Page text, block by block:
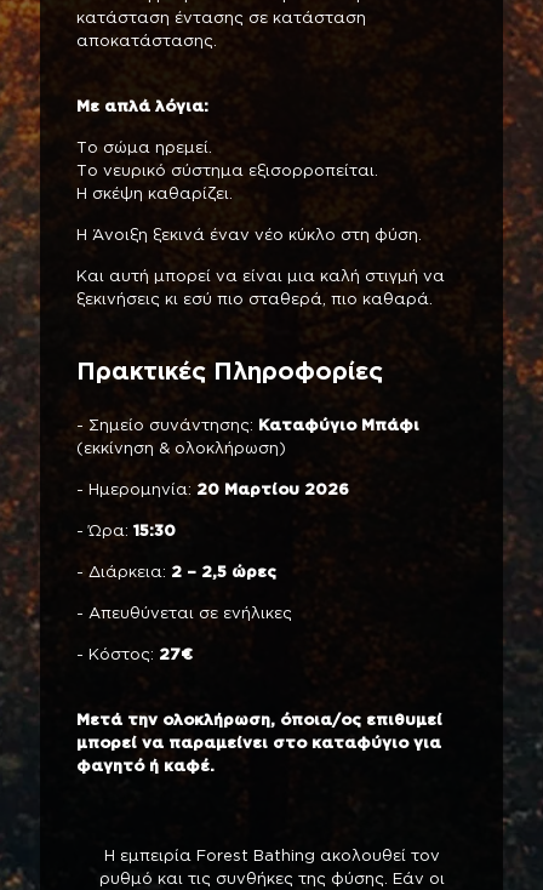
κατάσταση έντασης σε κατάσταση
αποκατάστασης.
Με απλά λόγια:
Το σώμα ηρεμεί.
Το νευρικό σύστημα εξισορροπείται.
Η σκέψη καθαρίζει.
Η Άνοιξη ξεκινά έναν νέο κύκλο στη φύση.
Και αυτή μπορεί να είναι μια καλή στιγμή να
ξεκινήσεις κι εσύ πιο σταθερά, πιο καθαρά.
Πρακτικές Πληροφορίες
- Σημείο συνάντησης:
Καταφύγιο Μπάφι
(εκκίνηση & ολοκλήρωση)
- Ημερομηνία: 20 Μαρτίου 2026
- Ώρα: 15:30
- Διάρκεια: 2 – 2,5 ώρες
- Απευθύνεται σε ενήλικες
- Κόστος: 27€
Μετά την ολοκλήρωση, όποια/ος επιθυμεί
μπορεί να παραμείνει στο καταφύγιο για
φαγητό ή καφέ.
Η εμπειρία Forest Bathing ακολουθεί τον
ρυθμό και τις συνθήκες της φύσης. Εάν οι